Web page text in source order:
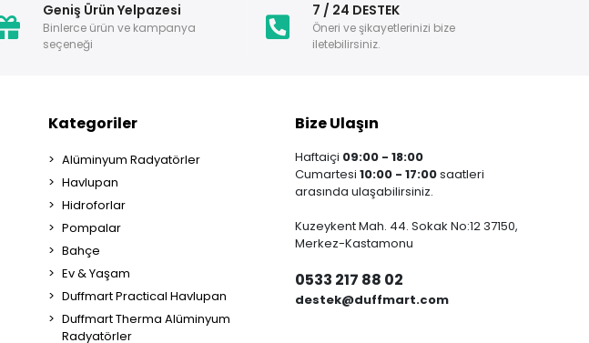
Geniş Ürün Yelpazesi
Binlerce ürün ve kampanya
seçeneği
7 / 24 DESTEK
Öneri ve şikayetlerinizi bize
iletebilirsiniz.
Kategoriler
Alüminyum Radyatörler
Havlupan
Hidroforlar
Pompalar
Bahçe
Ev & Yaşam
Duffmart Practical Havlupan
Duffmart Therma Alüminyum
Radyatörler
Bize Ulaşın
Haftaiçi 09:00 - 18:00
Cumartesi 10:00 - 17:00saatleri
arasında ulaşabilirsiniz.
Kuzeykent Mah. 44. Sokak No:12 37150,
Merkez-Kastamonu
0533 217 88 02
destek@duffmart.com